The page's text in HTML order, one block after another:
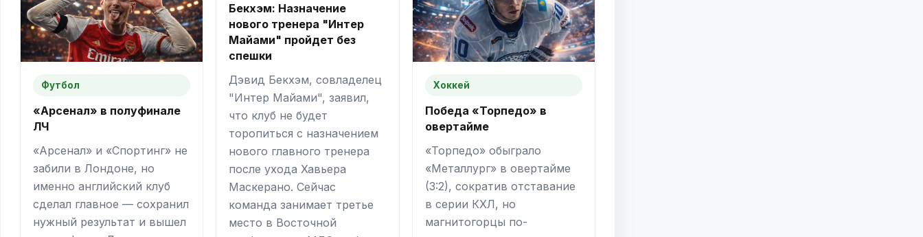
Футбол
«Арсенал» в полуфинале
ЛЧ
«Арсенал» и «Спортинг» не
забили в Лондоне, но
именно английский клуб
сделал главное — сохранил
нужный результат и вышел
Бекхэм: Назначение
нового тренера "Интер
Майами" пройдет без
спешки
Дэвид Бекхэм, совладелец
"Интер Майами", заявил,
что клуб не будет
торопиться с назначением
нового главного тренера
после ухода Хавьера
Маскерано. Сейчас
команда занимает третье
место в Восточной
Хоккей
Победа «Торпедо» в
овертайме
«Торпедо» обыграло
«Металлург» в овертайме
(3:2), сократив отставание
в серии КХЛ, но
магнитогорцы по-